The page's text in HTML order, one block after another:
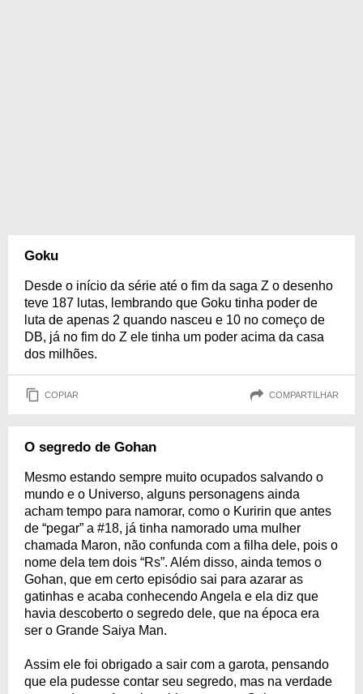
Goku
Desde o início da série até o fim da saga Z o desenho
teve 187 lutas, lembrando que Goku tinha poder de
luta de apenas 2 quando nasceu e 10 no começo de
DB, já no fim do Z ele tinha um poder acima da casa
dos milhões.
COPIAR COMPARTILHAR
O segredo de Gohan
Mesmo estando sempre muito ocupados salvando o
mundo e o Universo, alguns personagens ainda
acham tempo para namorar, como o Kuririn que antes
de “pegar” a #18, já tinha namorado uma mulher
chamada Maron, não confunda com a filha dele, pois o
nome dela tem dois “Rs”. Além disso, ainda temos o
Gohan, que em certo episódio sai para azarar as
gatinhas e acaba conhecendo Angela e ela diz que
havia descoberto o segredo dele, que na época era
ser o Grande Saiya Man.
Assim ele foi obrigado a sair com a garota, pensando
que ela pudesse contar seu segredo, mas na verdade